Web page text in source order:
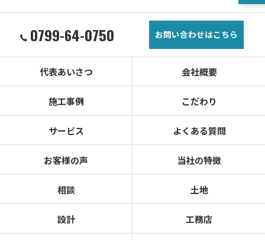
0799-64-0750 お問い合わせはこちら
代表あいさつ 会社概要
施工事例 こだわり
サービス よくある質問
お客様の声 当社の特徴
相談 土地
設計 工務店